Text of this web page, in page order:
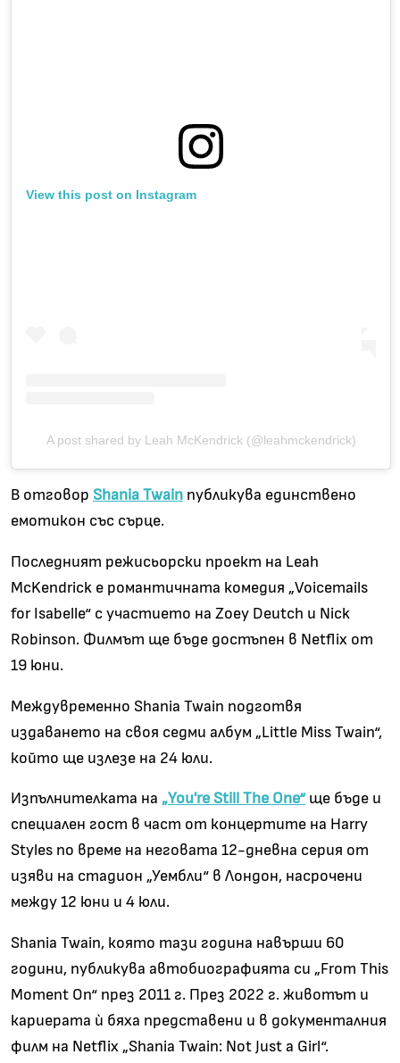
View this post on Instagram
A post shared by Leah McKendrick (@leahmckendrick)
В отговор Shania Twain публикува единствено
емотикон със сърце.
Последният режисьорски проект на Leah
McKendrick е романтичната комедия „Voicemails
for Isabelle“ с участието на Zoey Deutch и Nick
Robinson. Филмът ще бъде достъпен в Netflix от
19 юни.
Междувременно Shania Twain подготвя
издаването на своя седми албум „Little Miss Twain“,
който ще излезе на 24 юли.
Изпълнителката на „You're Still The One“ ще бъде и
специален гост в част от концертите на Harry
Styles по време на неговата 12-дневна серия от
изяви на стадион „Уембли“ в Лондон, насрочени
между 12 юни и 4 юли.
Shania Twain, която тази година навърши 60
години, публикува автобиографията си „From This
Moment On“ през 2011 г. През 2022 г. животът и
кариерата ѝ бяха представени и в документалния
филм на Netflix „Shania Twain: Not Just a Girl“.